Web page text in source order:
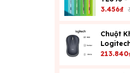
Mm) -
3.456₫
Chuột